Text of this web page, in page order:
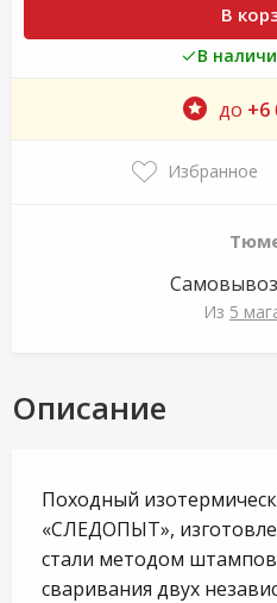
В
В
до +6
Избранное
Из 5
Описание
Походный
«СЛЕДОПЫТ»,
стали методом
сваривания двух